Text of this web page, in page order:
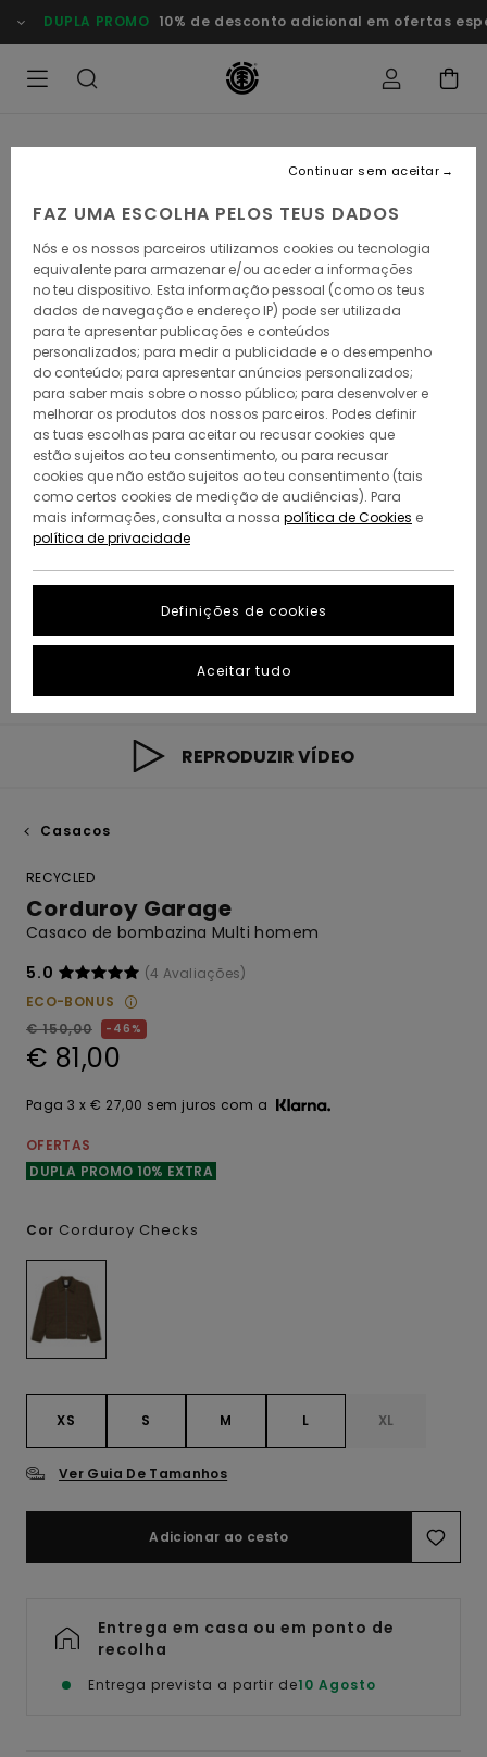
para
a
DUPLA PROMO 10% de desconto adicional em ofertas
REPRODUZIR VÍDEO
Casacos
RECYCLED
Corduroy Garage
Casaco de bombazina Multi homem
5.0
(4 Avaliações)
ECO-BONUS
€ 150,00
46%
€ 81,00
Paga 3 x € 27,00 sem juros com a
OFERTAS
DUPLA PROMO 10% EXTRA
Cor Corduroy Checks
XS S M L XL
Ver Guia De Tamanhos
Adicionar ao cesto
Entrega em casa ou em ponto de
recolha
Entrega prevista a partir de10 Agosto
FAZ UMA ESCOLHA PELOS TEUS DADOS
Nós e os nossos parceiros utilizamos cookies ou tecnologia
equivalente para armazenar e/ou aceder a informações
no teu dispositivo. Esta informação pessoal (como os teus
dados de navegação e endereço IP) pode ser utilizada
para te apresentar publicações e conteúdos
personalizados; para medir a publicidade e o desempenho
do conteúdo; para apresentar anúncios personalizados;
para saber mais sobre o nosso público; para desenvolver e
melhorar os produtos dos nossos parceiros. Podes definir
as tuas escolhas para aceitar ou recusar cookies que
estão sujeitos ao teu consentimento, ou para recusar
cookies que não estão sujeitos ao teu consentimento (tais
como certos cookies de medição de audiências). Para
mais informações, consulta a nossa política de Cookies e
política de privacidade
Definições de cookies
Continuar sem aceitar
Aceitar tudo